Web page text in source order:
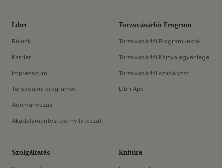
Libri
Rólunk
Karrier
Impresszum
Társadalmi programok
Adományozás
Akadálymentesítési nyilatkozat
Törzsvásárlói Program
Törzsvásárlói Programunkról
Törzsvásárlói Kártya egyenlege
Törzsvásárlói szabályzat
Libri App
Szolgáltatás Kultúra